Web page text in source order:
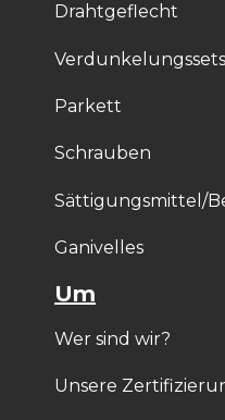
Drahtgeflecht
Verdunkelungssets
Parkett
Schrauben
Sättigungsmittel/
Ganivelles
Um
Wer sind wir?
Unsere